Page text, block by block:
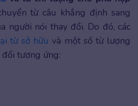
từ câu khẳng định sang
người nói thay đổi. Do đó, các
từ sở hữu và một số từ lượng
tương ứng: